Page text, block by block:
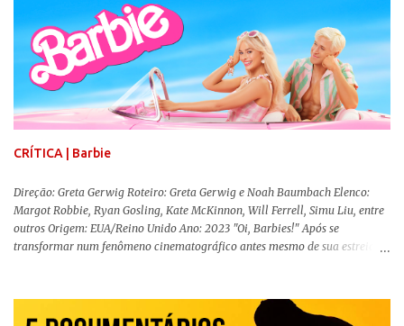
CRÍTICA | Barbie
Direção: Greta Gerwig Roteiro: Greta Gerwig e Noah Baumbach Elenco:
Margot Robbie, Ryan Gosling, Kate McKinnon, Will Ferrell, Simu Liu, entre
outros Origem: EUA/Reino Unido Ano: 2023 "Oi, Barbies!" Após se
transformar num fenômeno cinematográfico antes mesmo de sua estreia,
lançamento, posso afirmar que o longa, dirigido por Greta Gerwig (
Adoráveis Mulheres ) prometeu tudo e entregou mais ainda, se provando o